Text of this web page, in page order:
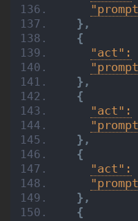
} ,
{
"act":
} ,
{
"act":
} ,
{
"act":
} ,
{